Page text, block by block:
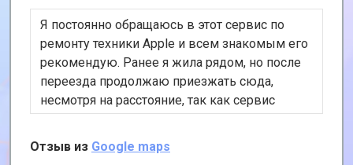
Я постоянно обращаюсь в этот сервис по
ремонту техники Apple и всем знакомым его
рекомендую. Ранее я жила рядом, но после
переезда продолжаю приезжать сюда,
несмотря на расстояние, так как сервис
хороший и цены адекватные. К тому же, у
них есть удобная услуга вызова курьера,
забирает и привозит почти за даром!
Отзыв из Google maps